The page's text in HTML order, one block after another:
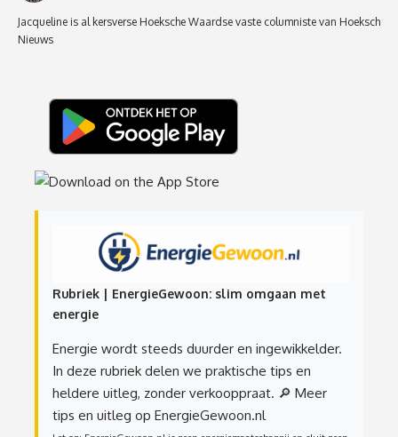
Jacqueline is al kersverse Hoeksche Waardse vaste columniste van Hoeksch
Nieuws
Rubriek | EnergieGewoon: slim omgaan met
energie
Energie wordt steeds duurder en ingewikkelder.
In deze rubriek delen we praktische tips en
heldere uitleg, zonder verkooppraat. 🔎 Meer
tips en uitleg op EnergieGewoon.nl